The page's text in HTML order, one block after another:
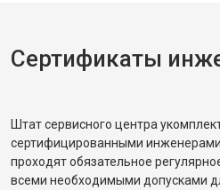
Сертификаты
Штат сервисного центра
сертифицированными
проходят обязательное
всеми необходимыми допусками